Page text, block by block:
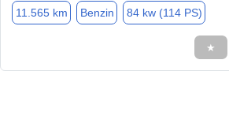
11.565 km Benzin 84 kw (114 PS)
★